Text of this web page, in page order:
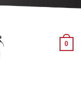
0